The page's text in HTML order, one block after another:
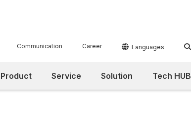
Communication Career  Languages 
Product Service Solution Tech HUB